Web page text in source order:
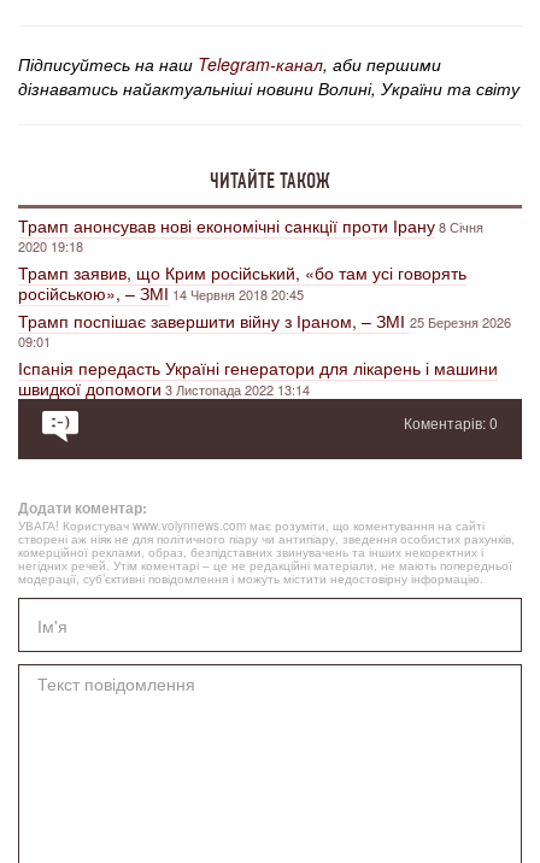
Підписуйтесь на наш Telegram-канал, аби першими
дізнаватись найактуальніші новини Волині, України та світу
ЧИТАЙТЕ ТАКОЖ
Трамп анонсував нові економічні санкції проти Ірану8 Січня
2020 19:18
Трамп заявив, що Крим російський, «бо там усі говорять
російською», – ЗМІ 14 Червня 2018 20:45
Трамп поспішає завершити війну з Іраном, – ЗМІ 25 Березня 2026
09:01
Іспанія передасть Україні генератори для лікарень і машини
швидкої допомоги3 Листопада 2022 13:14
Коментарів: 0
Додати коментар:
УВАГА! Користувач www.volynnews.com має розуміти, що коментування на сайті
створені аж ніяк не для політичного піару чи антипіару, зведення особистих рахунків,
комерційної реклами, образ, безпідставних звинувачень та інших некоректних і
негідних речей. Утім коментарі – це не редакційні матеріали, не мають попередньої
модерації, суб’єктивні повідомлення і можуть містити недостовірну інформацію.